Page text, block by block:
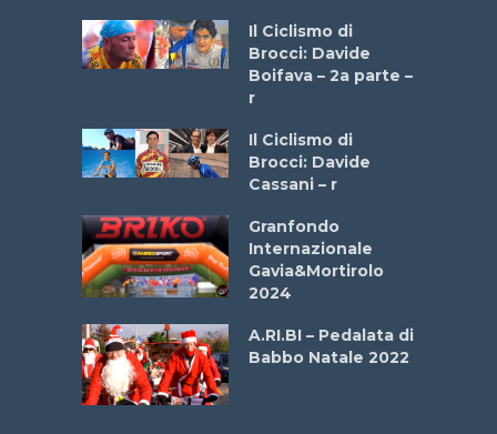
Il Ciclismo di
Brocci: Davide
Boifava – 2a parte –
r
Il Ciclismo di
Brocci: Davide
Cassani – r
Granfondo
Internazionale
Gavia&Mortirolo
2024
A.RI.BI – Pedalata di
Babbo Natale 2022